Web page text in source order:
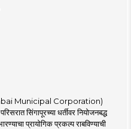
Municipal Corporation)
सिंगापूरच्या धर्तीवर नियोजनबद्ध
प्रायोगिक प्रकल्प राबविण्याची